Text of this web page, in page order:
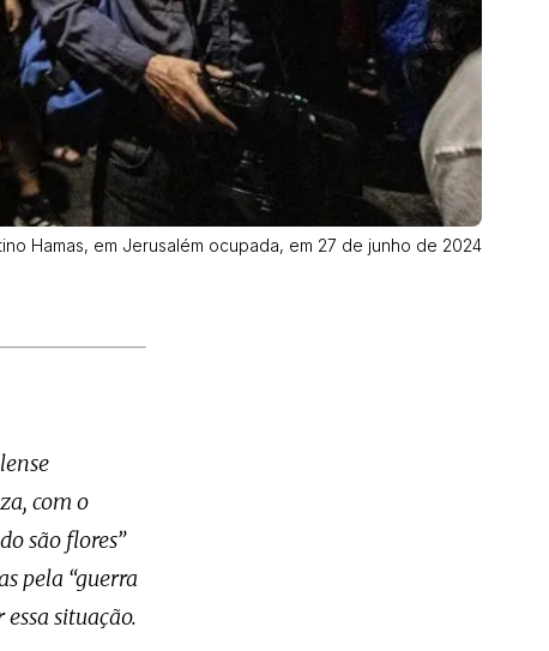
Hamas, em Jerusalém ocupada, em 27 de junho de 2024
com o
são flores”
pela “guerra
situação.